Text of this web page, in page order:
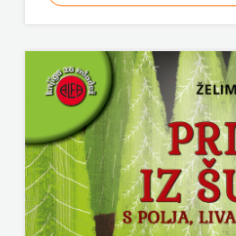
VORTO
PALABRA
ZNANJE